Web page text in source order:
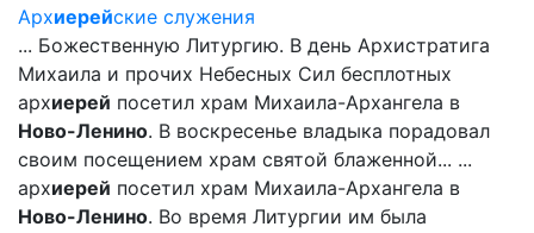
Архиерейские служения
... Божественную Литургию. В день Архистратига
Михаила и прочих Небесных Сил бесплотных
архиерей посетил храм Михаила-Архангела в
Ново-Ленино. В воскресенье владыка порадовал
своим посещением храм святой блаженной... ...
архиерей посетил храм Михаила-Архангела в
Ново-Ленино. Во время Литургии им была